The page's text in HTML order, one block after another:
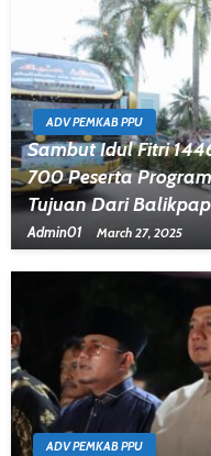
ADV PEMKAB PPU
Sambut Idul Fitri
700 Peserta
Tujuan Dari
Admin01 March 27, 2025
ADV PEMKAB PPU